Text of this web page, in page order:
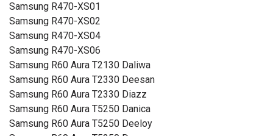
Samsung R470-XS01
Samsung R470-XS02
Samsung R470-XS04
Samsung R470-XS06
Samsung R60 Aura T2130 Daliwa
Samsung R60 Aura T2330 Deesan
Samsung R60 Aura T2330 Diazz
Samsung R60 Aura T5250 Danica
Samsung R60 Aura T5250 Deeloy